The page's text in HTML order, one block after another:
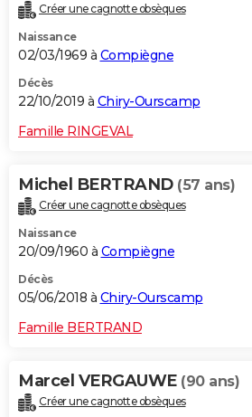
Créer une cagnotte obsèques
Naissance
02/03/1969 à Compiègne
Décès
22/10/2019 à Chiry-Ourscamp
Famille RINGEVAL
Michel BERTRAND (57 ans)
Créer une cagnotte obsèques
Naissance
20/09/1960 à Compiègne
Décès
05/06/2018 à Chiry-Ourscamp
Famille BERTRAND
Marcel VERGAUWE (90 ans)
Créer une cagnotte obsèques